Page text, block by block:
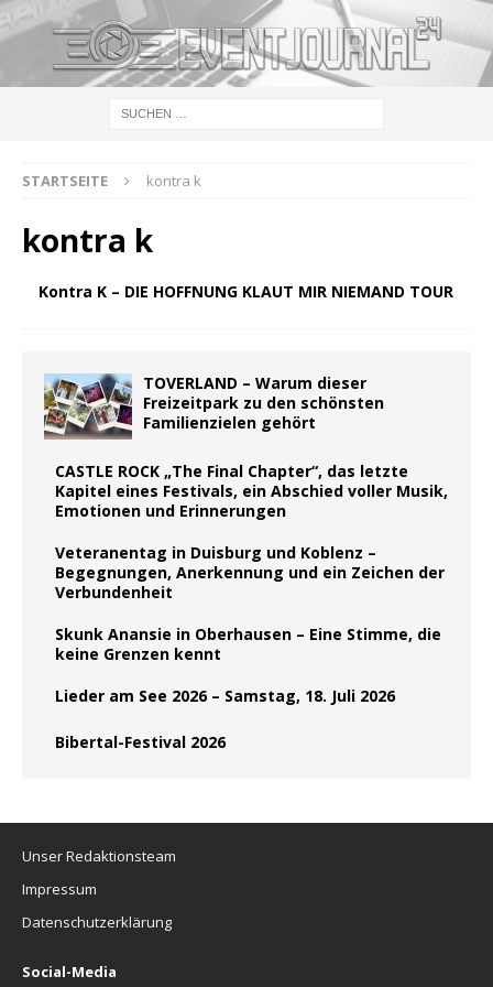
STARTSEITE kontra k
kontra k
Kontra K – DIE HOFFNUNG KLAUT MIR NIEMAND TOUR
TOVERLAND – Warum dieser
Freizeitpark zu den schönsten
Familienzielen gehört
CASTLE ROCK „The Final Chapter“, das letzte
Kapitel eines Festivals, ein Abschied voller Musik,
Emotionen und Erinnerungen
Veteranentag in Duisburg und Koblenz –
Begegnungen, Anerkennung und ein Zeichen der
Verbundenheit
Skunk Anansie in Oberhausen – Eine Stimme, die
keine Grenzen kennt
Lieder am See 2026 – Samstag, 18. Juli 2026
Bibertal-Festival 2026
Unser Redaktionsteam
Impressum
Datenschutzerklärung
Social-Media